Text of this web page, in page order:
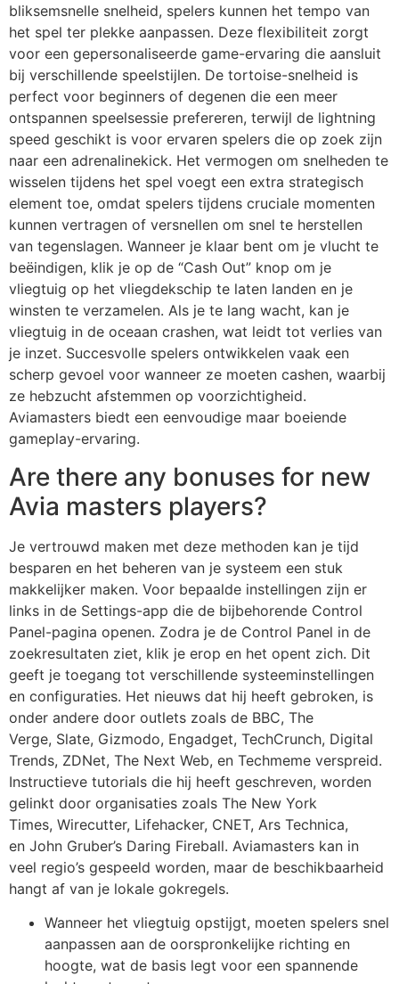
bliksemsnelle snelheid, spelers kunnen het tempo van
het spel ter plekke aanpassen. Deze flexibiliteit zorgt
voor een gepersonaliseerde game-ervaring die aansluit
bij verschillende speelstijlen. De tortoise-snelheid is
perfect voor beginners of degenen die een meer
ontspannen speelsessie prefereren, terwijl de lightning
speed geschikt is voor ervaren spelers die op zoek zijn
naar een adrenalinekick. Het vermogen om snelheden te
wisselen tijdens het spel voegt een extra strategisch
element toe, omdat spelers tijdens cruciale momenten
kunnen vertragen of versnellen om snel te herstellen
van tegenslagen. Wanneer je klaar bent om je vlucht te
beëindigen, klik je op de “Cash Out” knop om je
vliegtuig op het vliegdekschip te laten landen en je
winsten te verzamelen. Als je te lang wacht, kan je
vliegtuig in de oceaan crashen, wat leidt tot verlies van
je inzet. Succesvolle spelers ontwikkelen vaak een
scherp gevoel voor wanneer ze moeten cashen, waarbij
ze hebzucht afstemmen op voorzichtigheid.
Aviamasters biedt een eenvoudige maar boeiende
gameplay-ervaring.
Are there any bonuses for new
Avia masters players?
Je vertrouwd maken met deze methoden kan je tijd
besparen en het beheren van je systeem een stuk
makkelijker maken. Voor bepaalde instellingen zijn er
links in de Settings-app die de bijbehorende Control
Panel-pagina openen. Zodra je de Control Panel in de
zoekresultaten ziet, klik je erop en het opent zich. Dit
geeft je toegang tot verschillende systeeminstellingen
en configuraties. Het nieuws dat hij heeft gebroken, is
onder andere door outlets zoals de BBC, The
Verge, Slate, Gizmodo, Engadget, TechCrunch, Digital
Trends, ZDNet, The Next Web, en Techmeme verspreid.
Instructieve tutorials die hij heeft geschreven, worden
gelinkt door organisaties zoals The New York
Times, Wirecutter, Lifehacker, CNET, Ars Technica,
en John Gruber’s Daring Fireball. Aviamasters kan in
veel regio’s gespeeld worden, maar de beschikbaarheid
hangt af van je lokale gokregels.
Wanneer het vliegtuig opstijgt, moeten spelers snel
aanpassen aan de oorspronkelijke richting en
hoogte, wat de basis legt voor een spannende